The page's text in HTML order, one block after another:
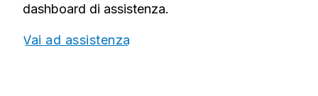
dashboard di assistenza.
Vai ad assistenza